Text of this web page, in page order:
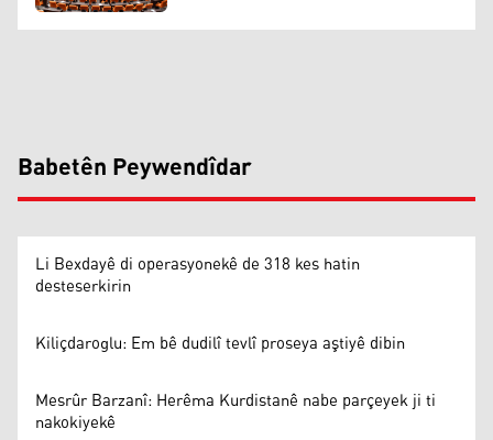
Babetên Peywendîdar
Li Bexdayê di operasyonekê de 318 kes hatin
desteserkirin
Kiliçdaroglu: Em bê dudilî tevlî proseya aştiyê dibin
Mesrûr Barzanî: Herêma Kurdistanê nabe parçeyek ji ti
nakokiyekê